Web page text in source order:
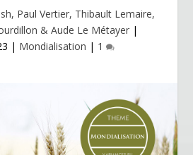
Paul Vertier, Thibault Lemaire,
& Aude Le Métayer |
| Mondialisation | 1